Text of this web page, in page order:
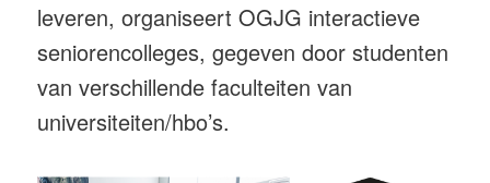
leveren, organiseert OGJG interactieve
seniorencolleges, gegeven door studenten
van verschillende faculteiten van
universiteiten/hbo’s.